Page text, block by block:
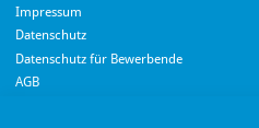
Impressum
Datenschutz
Datenschutz für Bewerbende
AGB